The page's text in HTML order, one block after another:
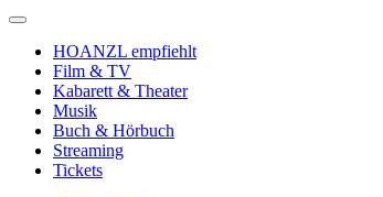
HOANZL empfiehlt
Film & TV
Kabarett & Theater
Musik
Buch & Hörbuch
Streaming
Tickets